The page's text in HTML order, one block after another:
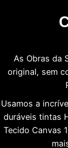
As Obras da
original, sem
Usamos a
duráveis tintas
Tecido Canvas